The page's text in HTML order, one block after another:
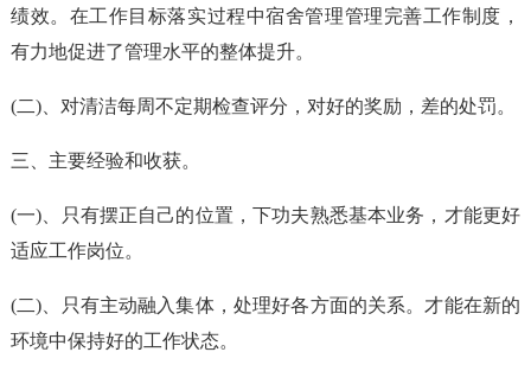
绩效。在工作目标落实过程中宿舍管理管理完善工作制度，
有力地促进了管理水平的整体提升。
(二)、对清洁每周不定期检查评分，对好的奖励，差的处罚。
三、主要经验和收获。
(一)、只有摆正自己的位置，下功夫熟悉基本业务，才能更好
适应工作岗位。
(二)、只有主动融入集体，处理好各方面的关系。才能在新的
环境中保持好的工作状态。